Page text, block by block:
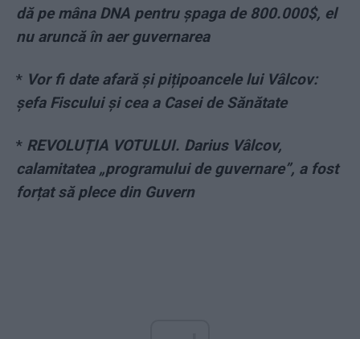
dă pe mâna DNA pentru șpaga de 800.000$, el
nu aruncă în aer guvernarea
* Vor fi date afară și pițipoancele lui Vâlcov:
șefa Fiscului și cea a Casei de Sănătate
* REVOLUȚIA VOTULUI. Darius Vâlcov,
calamitatea „programului de guvernare”, a fost
forțat să plece din Guvern